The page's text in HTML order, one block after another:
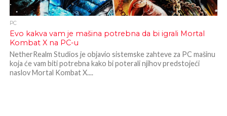
PC
Evo kakva vam je mašina potrebna da bi igrali Mortal
Kombat X na PC-u
NetherRealm Studios je objavio sistemske zahteve za PC mašinu
koja će vam biti potrebna kako bi poterali njihov predstojeći
naslov Mortal Kombat X....